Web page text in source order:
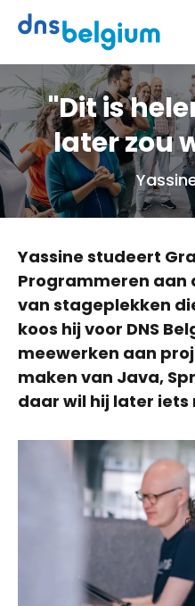
DNS Belgium
"Dit is
later zou
Yassine studeert
Programmeren aan
van stageplekken
koos hij voor DNS
meewerken aan
maken van Java,
daar wil hij later iets